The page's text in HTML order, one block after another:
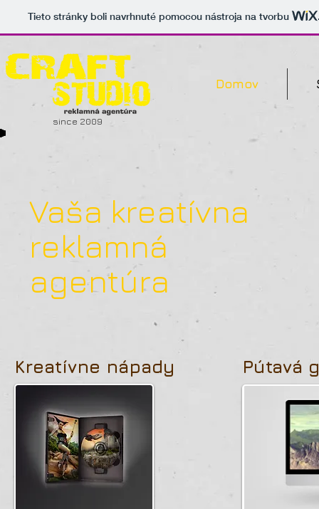
Tieto stránky boli navrhnuté pomocou nástroja na tvorbu
Domov
since 2009
Vaša kreatívna
reklamná
agentúra
Kreatívne nápady Pútavá